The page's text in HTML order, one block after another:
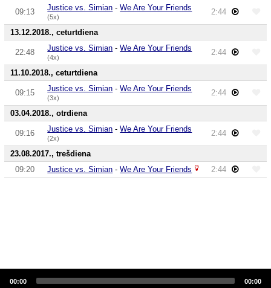
09:13 Justice vs. Simian -We Are Your Friends
(5x)
2:44
13.12.2018., ceturtdiena
22:48 Justice vs. Simian -We Are Your Friends
(4x)
2:44
11.10.2018., ceturtdiena
09:15 Justice vs. Simian -We Are Your Friends
(3x)
2:44
03.04.2018., otrdiena
09:16 Justice vs. Simian -We Are Your Friends
(2x)
2:44
23.08.2017., trešdiena
09:20
Justice vs. Simian -We Are Your Friends 2:44
Player
00:00 00:00